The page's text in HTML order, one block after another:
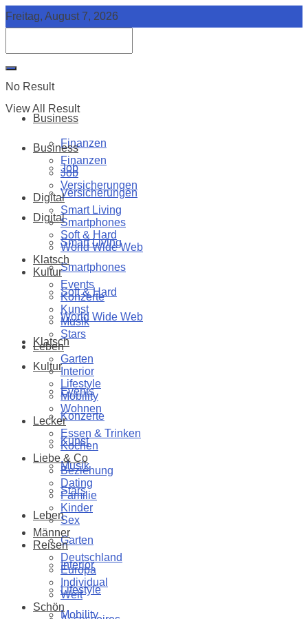
Freitag, August 7, 2026
No Result
View All Result
Business
Finanzen
Job
Versicherungen
Digital
Smart Living
Smartphones
Soft & Hard
World Wide Web
Klatsch
Kultur
Events
Konzerte
Kunst
Musik
Stars
Leben
Garten
Interior
Lifestyle
Mobility
Business
Finanzen
Job
Versicherungen
Digital
Smart Living
Smartphones
Soft & Hard
World Wide Web
Klatsch
Kultur
Events
Konzerte
Kunst
Musik
Stars
Leben
Garten
Interior
Lifestyle
Mobility
Wohnen
Lecker
Essen & Trinken
Kochen
Liebe & Co
Beziehung
Dating
Familie
Kinder
Sex
Männer
Reisen
Deutschland
Europa
Individual
Welt
Schön